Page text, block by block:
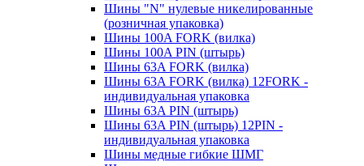
Шины "N" нулевые никелированные
(розничная упаковка)
Шины 100A FORK (вилка)
Шины 100A PIN (штырь)
Шины 63A FORK (вилка)
Шины 63A FORK (вилка) 12FORK -
индивидуальная упаковка
Шины 63A PIN (штырь)
Шины 63A PIN (штырь) 12PIN -
индивидуальная упаковка
Шины медные гибкие ШМГ